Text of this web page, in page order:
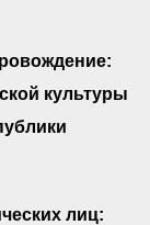
культуры
лиц: